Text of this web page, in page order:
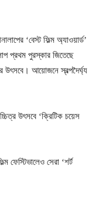
‘বেস্ট ফিল্ম অ্যাওয়ার্ড’
প্রথম পুরস্কার জিতেছে
উৎসবে। আয়োজনে স্বল্পদৈর্ঘ্য
উৎসবে ‘ক্রিটিক চয়েস
ফেস্টিভালেও সেরা ‘শর্ট